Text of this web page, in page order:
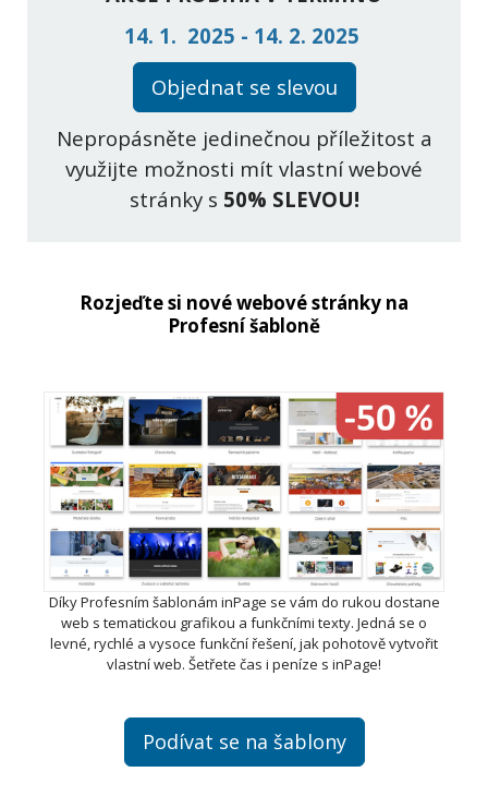
14. 1. 2025 - 14. 2. 2025
Objednat se slevou
Nepropásněte jedinečnou příležitost a
využijte možnosti mít vlastní webové
stránky s 50% SLEVOU!
Rozjeďte si nové webové stránky na
Profesní šabloně
Díky Profesním šablonám inPage se vám do rukou dostane
web s tematickou grafikou a funkčními texty. Jedná se o
levné, rychlé a vysoce funkční řešení, jak pohotově vytvořit
vlastní web. Šetřete čas i peníze s inPage!
Podívat se na šablony